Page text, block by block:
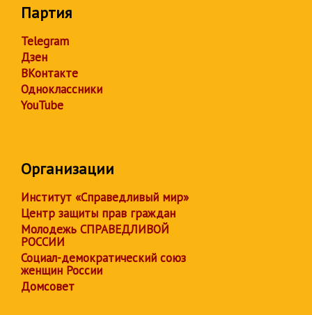
Партия
Telegram
Дзен
ВКонтакте
Одноклассники
YouTube
Организации
Институт «Справедливый мир»
Центр защиты прав граждан
Молодежь СПРАВЕДЛИВОЙ
РОССИИ
Социал-демократический союз
женщин России
Домсовет